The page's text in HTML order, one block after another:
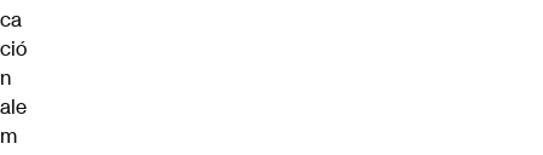
ca
ció
n
ale
m